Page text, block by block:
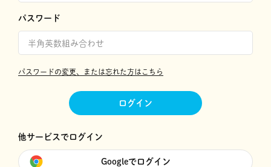
パスワード
パスワードの変更、または忘れた方はこちら
ログイン
他サービスでログイン
Googleでログイン